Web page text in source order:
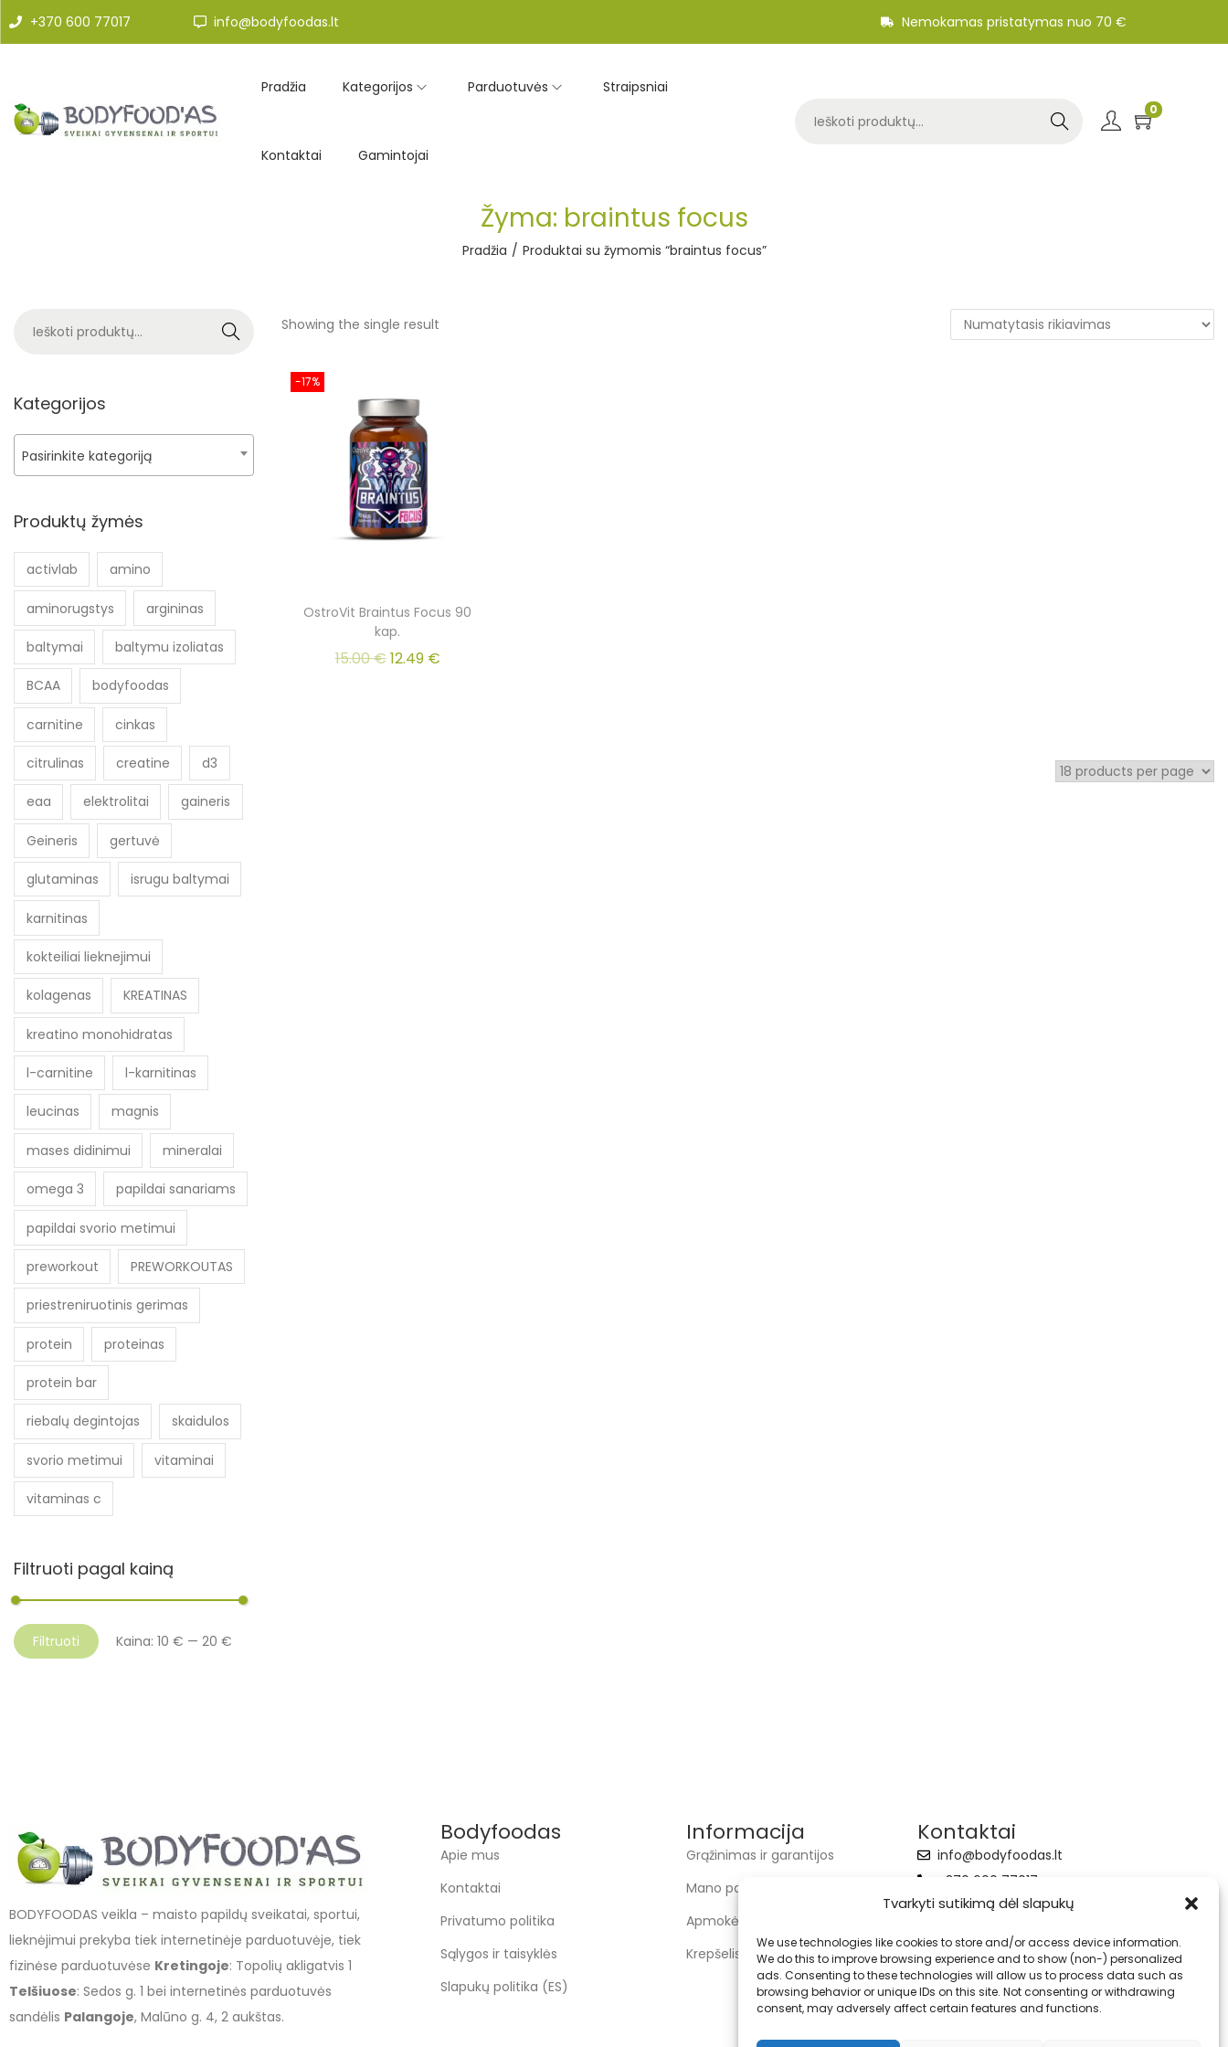
Tvarkyti sutikimą dėl slapukų
We use technologies like cookies to store and/or access device information.
We do this to improve browsing experience and to show (non-) personalized
ads. Consenting to these technologies will allow us to process data such as
browsing behavior or unique IDs on this site. Not consenting or withdrawing
consent, may adversely affect certain features and functions.
+370 600 77017 info@bodyfoodas.lt Nemokamas pristatymas nuo 70 €
Pradžia Kategorijos Parduotuvės Straipsniai
Kontaktai Gamintojai
Search
0
Žyma: braintus focus
Pradžia / Produktai su žymomis “braintus focus”
Showing the single result
-17%
OstroVit Braintus Focus 90
kap.
15.00€12.49 €
Search
Kategorijos
Pasirinkite kategoriją
Produktų žymės
activlab amino
aminorugstys argininas
baltymai baltymu izoliatas
BCAA bodyfoodas
carnitine cinkas
citrulinas creatine d3
eaa elektrolitai gaineris
Geineris gertuvė
glutaminas isrugu baltymai
karnitinas
kokteiliai lieknejimui
kolagenas KREATINAS
kreatino monohidratas
l-carnitine l-karnitinas
leucinas magnis
mases didinimui mineralai
omega 3 papildai sanariams
papildai svorio metimui
preworkout PREWORKOUTAS
priestreniruotinis gerimas
protein proteinas
protein bar
riebalų degintojas skaidulos
svorio metimui vitaminai
vitaminas c
Filtruoti pagal kainą
Filtruoti Kaina: 10 € — 20 €
BODYFOODAS veikla – maisto papildų sveikatai, sportui,
lieknėjimui prekyba tiek internetinėje parduotuvėje, tiek
fizinėse parduotuvėse Kretingoje: Topolių akligatvis 1
Telšiuose: Sedos g. 1 bei internetinės parduotuvės
sandėlis Palangoje, Malūno g. 4, 2 aukštas.
Bodyfoodas
Apie mus
Kontaktai
Privatumo politika
Sąlygos ir taisyklės
Slapukų politika (ES)
Informacija
Grąžinimas ir garantijos
Mano paskyra
Apmokėjimas
Krepšelis
Kontaktai
info@bodyfoodas.lt
+370 600 77017